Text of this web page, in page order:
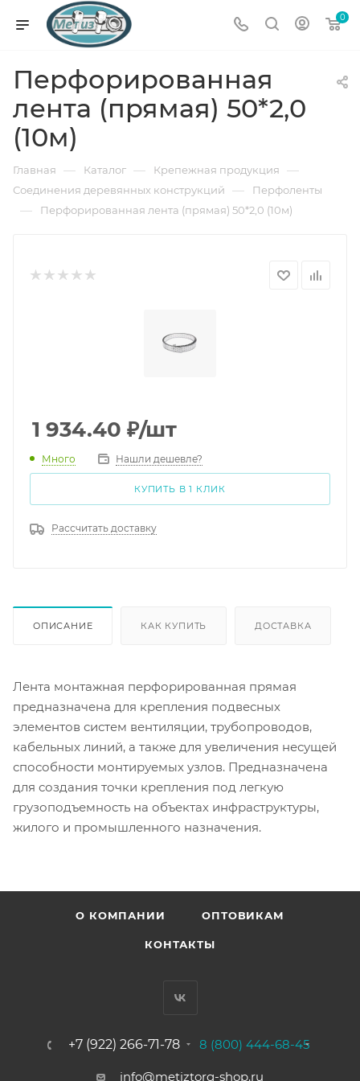
0
Перфорированная
лента (прямая) 50*2,0
(10м)
Главная — Каталог — Крепежная продукция —
Соединения деревянных конструкций — Перфоленты
— Перфорированная лента (прямая) 50*2,0 (10м)
1 934.40 ₽/шт
Много Нашли дешевле?
КУПИТЬ В 1 КЛИК
Рассчитать доставку
ОПИСАНИЕ КАК КУПИТЬ ДОСТАВКА
Лента монтажная перфорированная прямая
предназначена для крепления подвесных
элементов систем вентиляции, трубопроводов,
кабельных линий, а также для увеличения несущей
способности монтируемых узлов. Предназначена
для создания точки крепления под легкую
грузоподъемность на объектах инфраструктуры,
жилого и промышленного назначения.
О КОМПАНИИ ОПТОВИКАМ
КОНТАКТЫ
+7 (922) 266-71-78 8 (800) 444-68-45
info@metiztorg-shop.ru